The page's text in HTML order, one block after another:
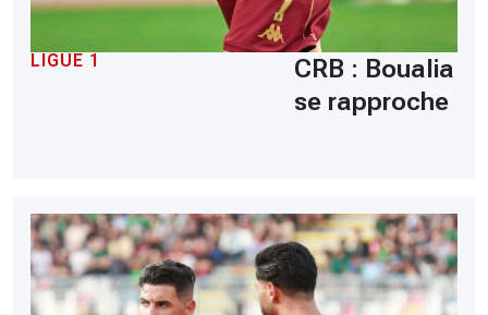
LIGUE 1
CRB : Boualia
se rapproche